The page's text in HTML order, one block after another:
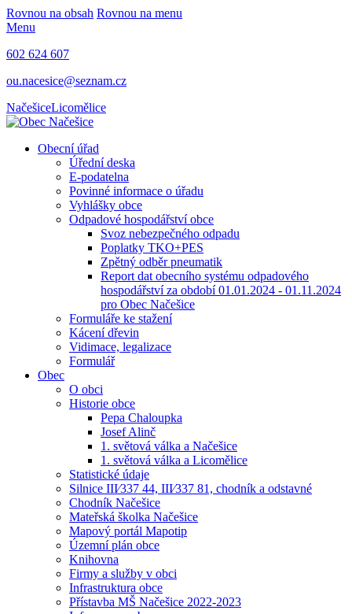
Rovnou na obsah Rovnou na menu
Menu
602 624 607
ou.nacesice@seznam.cz
NačešiceLicomělice
Obecní úřad
Úřední deska
E-podatelna
Povinné informace o úřadu
Vyhlášky obce
Odpadové hospodářství obce
Svoz nebezpečného odpadu
Poplatky TKO+PES
Zpětný odběr pneumatik
Report dat obecního systému odpadového
hospodářství za období 01.01.2024 - 01.11.2024
pro Obec Načešice
Formuláře ke stažení
Kácení dřevin
Vidimace, legalizace
Formulář
Obec
O obci
Historie obce
Pepa Chaloupka
Josef Alinč
1. světová válka a Načešice
1. světová válka a Licomělice
Statistické údaje
Silnice III⁄337 44, III⁄337 81, chodník a odstavné
Chodník Načešice
Mateřská školka Načešice
Mapový portál Mapotip
Územní plán obce
Knihovna
Firmy a služby v obci
Infrastruktura obce
Přístavba MŠ Načešice 2022-2023